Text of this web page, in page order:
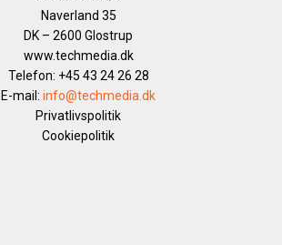
Naverland 35
DK – 2600 Glostrup
www.techmedia.dk
Telefon: +45 43 24 26 28
E-mail: info@techmedia.dk
Privatlivspolitik
Cookiepolitik